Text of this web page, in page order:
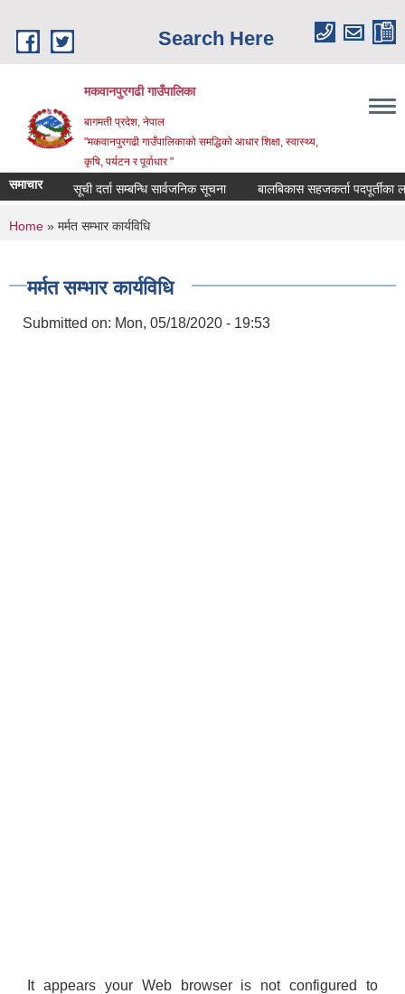
Search Here
मकवानपुरगढी गाउँपालिका
बागमती प्रदेश, नेपाल
"मकवानपुरगढी गाउँपालिकाको समद्धिको आधार शिक्षा, स्‍वास्‍थ्‍य,
कृषि, पर्यटन र पूर्वाधार "
समाचारसूची दर्ता सम्बन्धि सार्वजनिक सूचना बालबिकास सहजकर्ता पदपूर्तीका लागि
You are here
Home » मर्मत सम्भार कार्यविधि
मर्मत सम्भार कार्यविधि
Submitted on: Mon, 05/18/2020 - 19:53
It appears your Web browser is not configured to